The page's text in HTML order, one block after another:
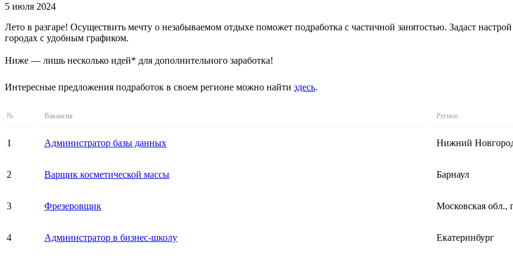
5 июля 2024
Лето в разгаре! Осуществить мечту о незабываемом отдыхе поможет подработка с частичной занятостью. Задаст
городах с удобным графиком.
Ниже — лишь несколько идей* для дополнительного заработка!
Интересные предложения подработок в своем регионе можно найти здесь.
№ Вакансия Регион
1 Администратор базы данных Нижний
2 Варщик косметической массы Барнаул
3 Фрезеровщик Московская обл.,
4 Администратор в бизнес-школу Екатеринбург